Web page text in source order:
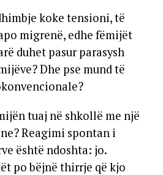
koke tensioni, të
migrenë, edhe fëmijët
duhet pasur parasysh
Dhe pse mund të
tuaj në shkollë me një
Reagimi spontan i
është ndoshta: jo.
po bëjnë thirrje që kjo